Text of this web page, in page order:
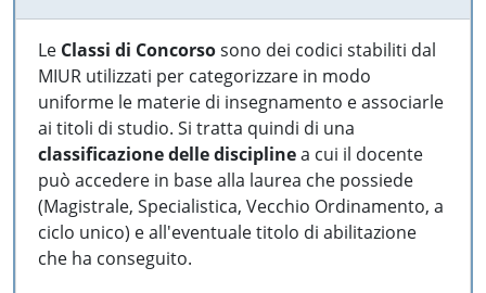
Le Classi di Concorsosono dei codici stabiliti dal
MIUR utilizzati per categorizzare in modo
uniforme le materie di insegnamento e associarle
ai titoli di studio. Si tratta quindi di una
classificazione delle disciplinea cui il docente
può accedere in base alla laurea che possiede
(Magistrale, Specialistica, Vecchio Ordinamento, a
ciclo unico) e all'eventuale titolo di abilitazione
che ha conseguito.